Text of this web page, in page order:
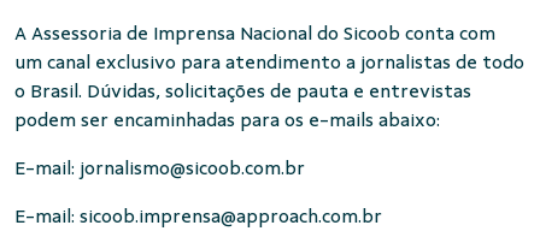
A Assessoria de Imprensa Nacional do Sicoob conta com
um canal exclusivo para atendimento a jornalistas de todo
o Brasil. Dúvidas, solicitações de pauta e entrevistas
podem ser encaminhadas para os e-mails abaixo:
E-mail: jornalismo@sicoob.com.br
E-mail: sicoob.imprensa@approach.com.br